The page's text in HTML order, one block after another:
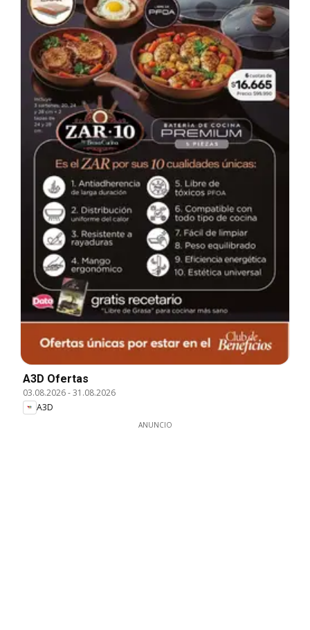
A3D Ofertas
03.08.2026-31.08.2026
A3D
ANUNCIO